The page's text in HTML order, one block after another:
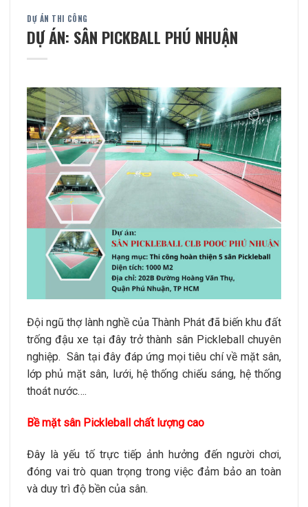
DỰ ÁN THI CÔNG
DỰ ÁN: SÂN PICKBALL PHÚ NHUẬN
Đội ngũ thợ lành nghề của Thành Phát đã biến khu đất
trống đậu xe tại đây trở thành sân Pickleball chuyên
nghiệp. Sân tại đây đáp ứng mọi tiêu chí về mặt sân,
lớp phủ mặt sân, lưới, hệ thống chiếu sáng, hệ thống
thoát nước….
Bề mặt sân Pickleball chất lượng cao
Đây là yếu tố trực tiếp ảnh hưởng đến người chơi,
đóng vai trò quan trọng trong việc đảm bảo an toàn
và duy trì độ bền của sân.